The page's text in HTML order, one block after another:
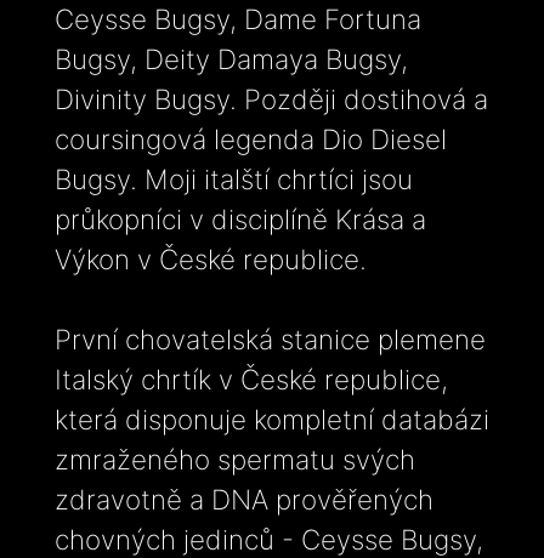
Ceysse Bugsy, Dame Fortuna
Bugsy, Deity Damaya Bugsy,
Divinity Bugsy. Později dostihová a
coursingová legenda Dio Diesel
Bugsy. Moji italští chrtíci jsou
průkopníci v disciplíně Krása a
Výkon v České republice.
První chovatelská stanice plemene
Italský chrtík v České republice,
která disponuje kompletní databázi
zmraženého spermatu svých
zdravotně a DNA prověřených
chovných jedinců - Ceysse Bugsy,